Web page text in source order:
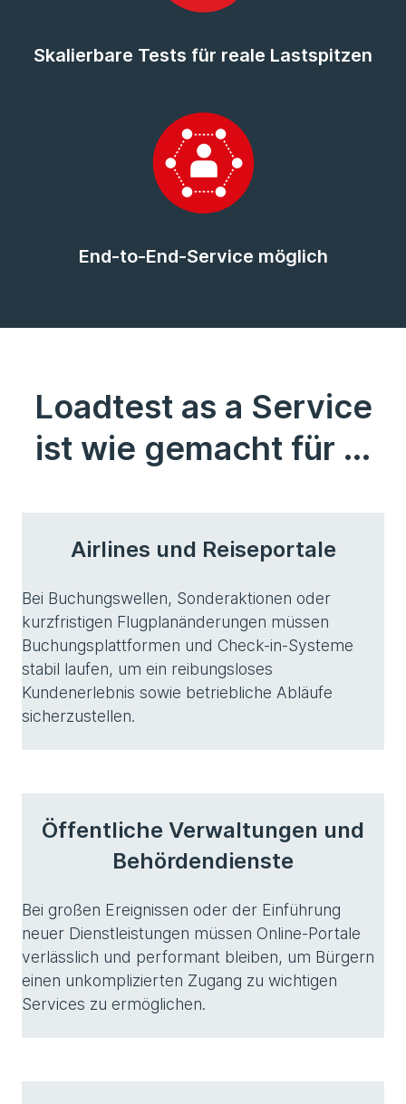
Skalierbare Tests für reale Lastspitzen
End-to-End-Service möglich
Loadtest as a Service
ist wie gemacht für ...
Airlines und Reiseportale
Bei Buchungswellen, Sonderaktionen oder
kurzfristigen Flugplanänderungen müssen
Buchungsplattformen und Check-in-Systeme
stabil laufen, um ein reibungsloses
Kundenerlebnis sowie betriebliche Abläufe
sicherzustellen.
Öffentliche Verwaltungen und
Behördendienste
Bei großen Ereignissen oder der Einführung
neuer Dienstleistungen müssen Online-Portale
verlässlich und performant bleiben, um Bürgern
einen unkomplizierten Zugang zu wichtigen
Services zu ermöglichen.